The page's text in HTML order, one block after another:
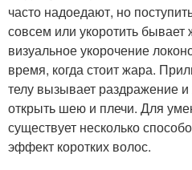
Объёмная стрижка
Стрижки под мальчика
часто надоедают, но
совсем или укоротить
визуальное укорочение
время, когда стоит жара.
телу вызывает раздражение
открыть шею и плечи. Для
существует несколько
эффект коротких волос.